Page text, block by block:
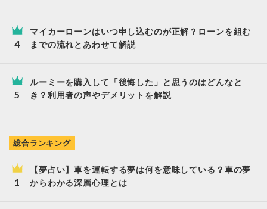
マイカーローンはいつ申し込むのが正解？ローンを組む
までの流れとあわせて解説
ルーミーを購入して「後悔した」と思うのはどんなと
き？利用者の声やデメリットを解説
総合ランキング
【夢占い】車を運転する夢は何を意味している？車の夢
からわかる深層心理とは